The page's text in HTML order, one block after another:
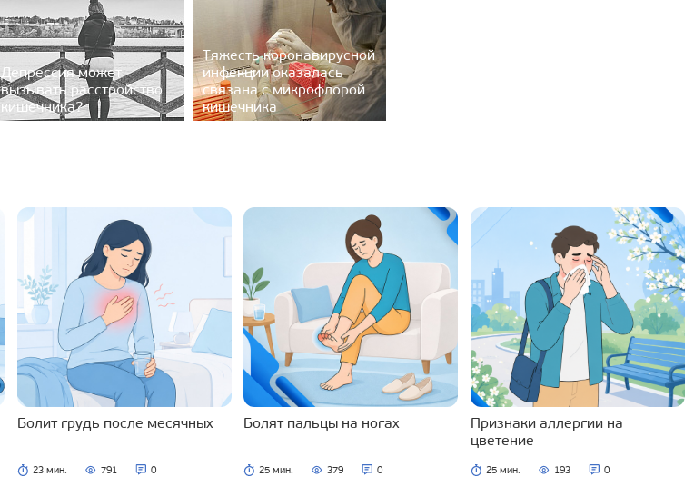
Депрессия может
вызывать расстройство
кишечника?
Тяжесть коронавирусной
инфекции оказалась
связана с микрофлорой
кишечника
Болит грудь после месячных
23 мин. 791 0
Болят пальцы на ногах
25 мин. 379 0
Признаки аллергии на
цветение
25 мин. 193 0